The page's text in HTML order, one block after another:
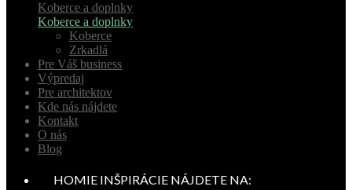
Koberce a doplnky
Koberce a doplnky
Koberce
Zrkadlá
Pre Váš business
Výpredaj
Pre architektov
Kde nás nájdete
Kontakt
O nás
Blog
HOMIE INŠPIRÁCIE NÁJDETE NA: